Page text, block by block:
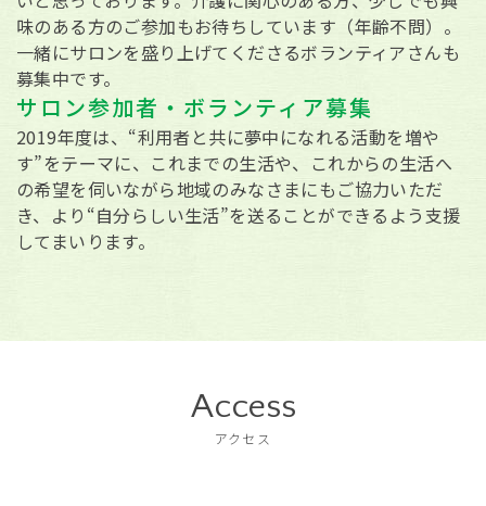
味のある方のご参加もお待ちしています（年齢不問）。
一緒にサロンを盛り上げてくださるボランティアさんも
募集中です。
サロン参加者・ボランティア募集
2019年度は、“利用者と共に夢中になれる活動を増や
す”をテーマに、これまでの生活や、これからの生活へ
の希望を伺いながら地域のみなさまにもご協力いただ
き、より“自分らしい生活”を送ることができるよう支援
してまいります。
Access
アクセス